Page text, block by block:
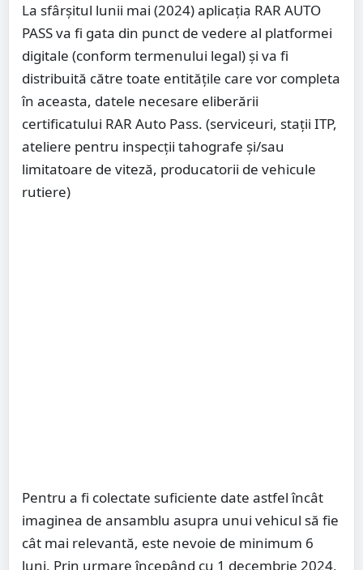
La sfârșitul lunii mai (2024) aplicația RAR AUTO
PASS va fi gata din punct de vedere al platformei
digitale (conform termenului legal) și va fi
distribuită către toate entitățile care vor completa
în aceasta, datele necesare eliberării
certificatului RAR Auto Pass. (serviceuri, stații ITP,
ateliere pentru inspecții tahografe și/sau
limitatoare de viteză, producatorii de vehicule
rutiere)
Pentru a fi colectate suficiente date astfel încât
imaginea de ansamblu asupra unui vehicul să fie
cât mai relevantă, este nevoie de minimum 6
luni. Prin urmare începând cu 1 decembrie 2024,